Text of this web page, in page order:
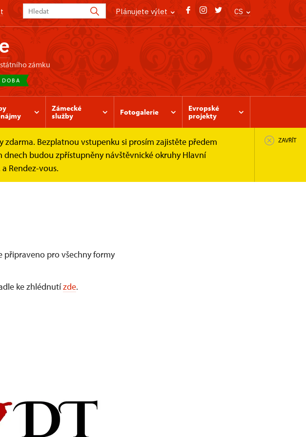
Plánujete výlet CS
zámku
Zámecké
služby
Fotogalerie
Evropské
projekty
Bezplatnou vstupenku si prosím zajistěte předem
budou zpřístupněny návštěvnické okruhy Hlavní
Rendez-vous.
ZAVŘÍT
připraveno pro všechny formy
ke zhlédnutízde.